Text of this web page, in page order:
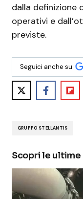
dalla definizione
operativi e
previste.
Seguici anche su
GRUPPO STELLANTIS
Scopri le